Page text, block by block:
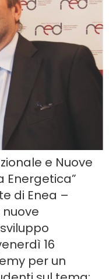
e Nuove
Energetica”
di Enea –
16
per un